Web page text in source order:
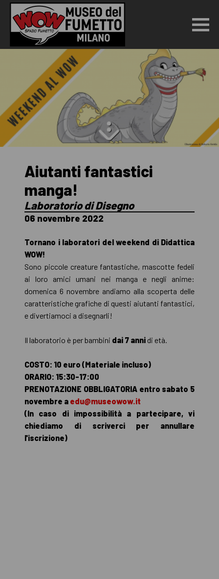
Aiutanti fantastici
manga!
Laboratorio di Disegno
06 novembre 2022
Tornano i laboratori del weekend di Didattica
WOW!
Sono piccole creature fantastiche, mascotte fedeli
ai loro amici umani nei manga e negli anime:
domenica 6 novembre andiamo alla scoperta delle
caratteristiche grafiche di questi aiutanti fantastici,
e divertiamoci a disegnarli!
Il laboratorio è per bambini dai 7 anni di età.
COSTO: 10 euro (Materiale incluso)
ORARIO: 15:30-17:00
PRENOTAZIONE OBBLIGATORIA entro sabato 5
novembre a edu@museowow.it
(In caso di impossibilità a partecipare, vi
chiediamo di scriverci per annullare
l'iscrizione)